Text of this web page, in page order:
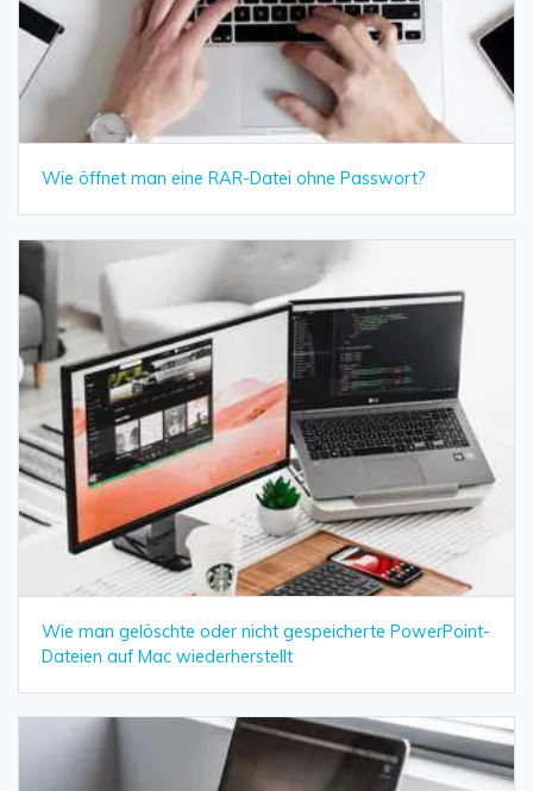
Wie öffnet man eine RAR-Datei ohne Passwort?
Wie man gelöschte oder nicht gespeicherte PowerPoint-
Dateien auf Mac wiederherstellt